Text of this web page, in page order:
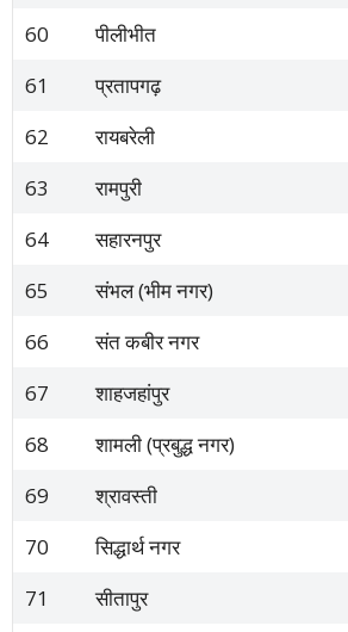
60
पीलीभीत
61
प्रतापगढ़
62
रायबरेली
63
रामपुरी
64
सहारनपुर
65
संभल (भीम नगर)
66
संत कबीर नगर
67
शाहजहांपुर
68
शामली (प्रबुद्ध नगर)
69
श्रावस्ती
70
सिद्धार्थ नगर
71
सीतापुर